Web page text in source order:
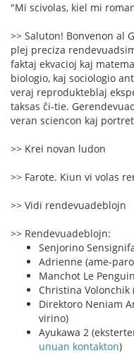
"Mi scivolas, kiel mi
>> Saluton! Bonvenon al
plej preciza
faktaj ekvacioj kaj
biologio, kaj sociologio
veraj reprodukteblaj
taksas ĉi-tie.
veran sciencon kaj
>> Krei novan ludon
>> Farote. Kiun vi volas
>> Vidi rendevuadeblojn
>> Rendevuadeblojn:
Senjorino
Adrienne (ame-
Manchot Le
Christina Volonchik
Direktoro Neniam
virino)
Ayukawa 2
unuan kontakton)